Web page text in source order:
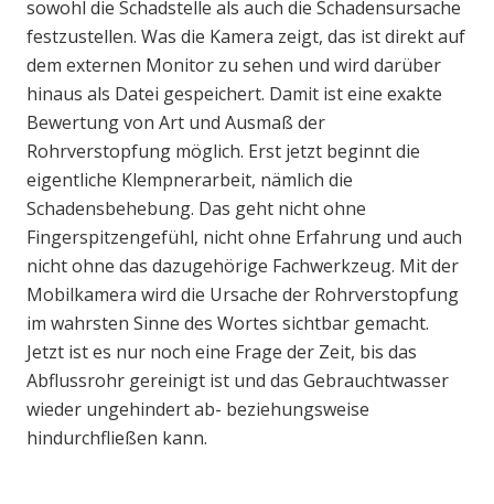
sowohl die Schadstelle als auch die Schadensursache
festzustellen. Was die Kamera zeigt, das ist direkt auf
dem externen Monitor zu sehen und wird darüber
hinaus als Datei gespeichert. Damit ist eine exakte
Bewertung von Art und Ausmaß der
Rohrverstopfung möglich. Erst jetzt beginnt die
eigentliche Klempnerarbeit, nämlich die
Schadensbehebung. Das geht nicht ohne
Fingerspitzengefühl, nicht ohne Erfahrung und auch
nicht ohne das dazugehörige Fachwerkzeug. Mit der
Mobilkamera wird die Ursache der Rohrverstopfung
im wahrsten Sinne des Wortes sichtbar gemacht.
Jetzt ist es nur noch eine Frage der Zeit, bis das
Abflussrohr gereinigt ist und das Gebrauchtwasser
wieder ungehindert ab- beziehungsweise
hindurchfließen kann.